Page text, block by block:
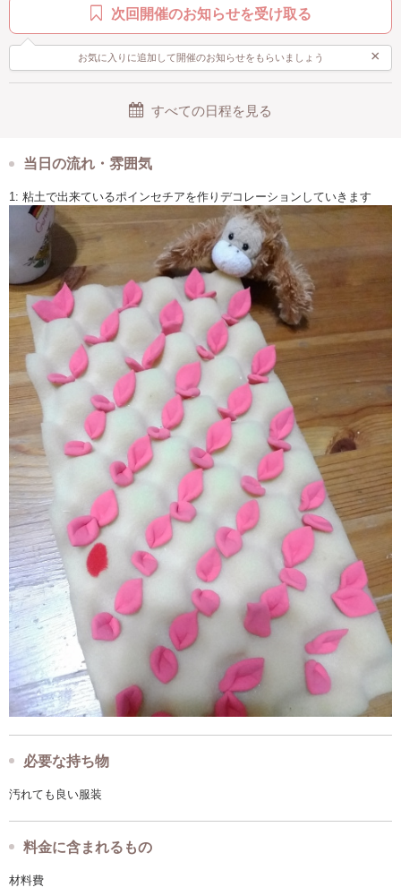
次回開催のお知らせを受け取る
お気に入りに追加して開催のお知らせをもらいましょう ×
すべての日程を見る
当日の流れ・雰囲気
1: 粘土で出来ているポインセチアを作りデコレーションしていきます
必要な持ち物
汚れても良い服装
料金に含まれるもの
材料費